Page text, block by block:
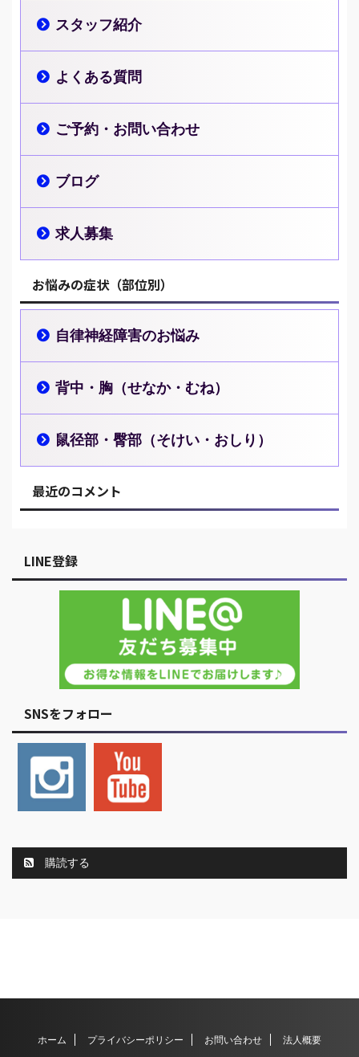
スタッフ紹介
よくある質問
ご予約・お問い合わせ
ブログ
求人募集
お悩みの症状（部位別）
自律神経障害のお悩み
背中・胸（せなか・むね）
鼠径部・臀部（そけい・おしり）
最近のコメント
LINE登録
SNSをフォロー
購読する
ホーム プライバシーポリシー お問い合わせ 法人概要